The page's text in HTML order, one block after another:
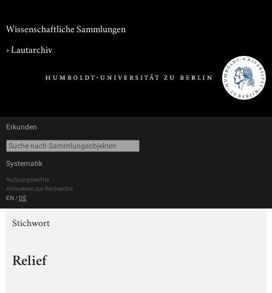
Wissenschaftliche Sammlungen
›Lautarchiv
Erkunden
Systematik
Nutzungsrechte
Anmelden zur Recherche
EN / DE
Stichwort
Relief